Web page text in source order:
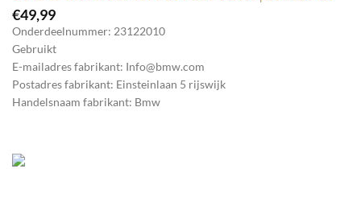
€49,99
Onderdeelnummer: 23122010
Gebruikt
E-mailadres fabrikant: Info@bmw.com
Postadres fabrikant: Einsteinlaan 5 rijswijk
Handelsnaam fabrikant: Bmw